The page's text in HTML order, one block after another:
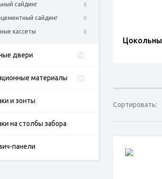
сайдинг 0
сайдинг 0
кассеты 0
двери
материалы
и зонты
на столбы забора
панели
Сортировать: